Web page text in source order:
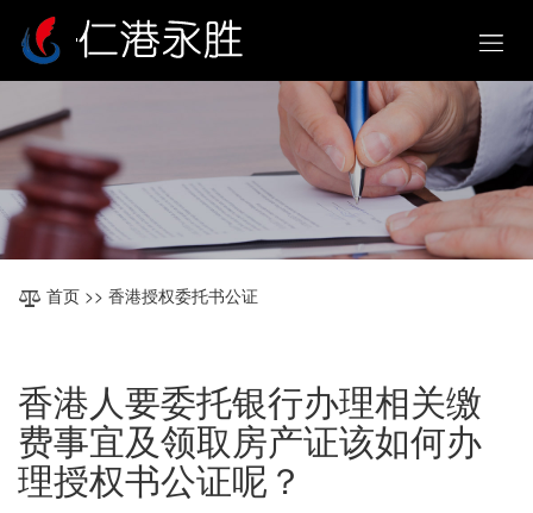
首页 >> 香港授权委托书公证
香港人要委托银行办理相关缴
费事宜及领取房产证该如何办
理授权书公证呢？